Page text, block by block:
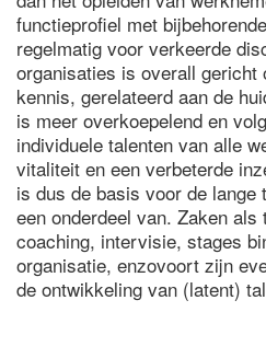
functieprofiel met
regelmatig voor verkeerde
organisaties is overall gericht
kennis, gerelateerd aan de
is meer overkoepelend en
individuele talenten van alle
vitaliteit en een verbeterde
is dus de basis voor de lange
een onderdeel van. Zaken
coaching, intervisie, stages
organisatie, enzovoort zijn
de ontwikkeling van (latent)